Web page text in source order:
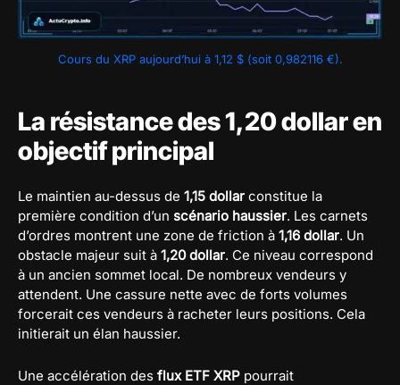
Cours du XRP aujourd’hui à 1,12 $ (soit 0,982116 €).
La résistance des 1,20 dollar en
objectif principal
Le maintien au-dessus de 1,15 dollar constitue la
première condition d’un scénario haussier. Les carnets
d’ordres montrent une zone de friction à 1,16 dollar. Un
obstacle majeur suit à 1,20 dollar. Ce niveau correspond
à un ancien sommet local. De nombreux vendeurs y
attendent. Une cassure nette avec de forts volumes
forcerait ces vendeurs à racheter leurs positions. Cela
initierait un élan haussier.
Une accélération des flux ETF XRP pourrait